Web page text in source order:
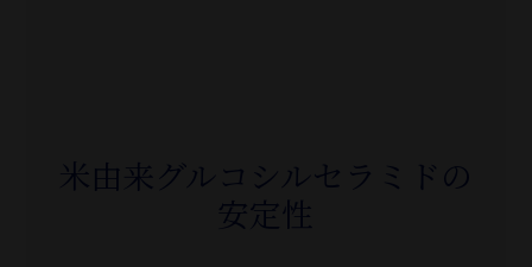
米由来グルコシルセラミドの
安定性